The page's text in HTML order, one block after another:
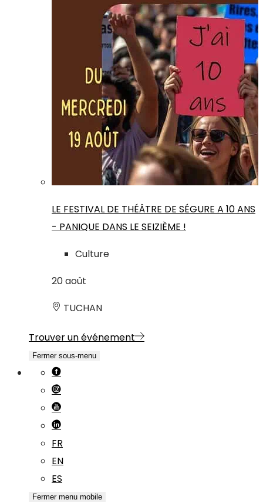
LE FESTIVAL DE THÉÂTRE DE SÉGURE A 10 ANS
- PANIQUE DANS LE SEIZIÈME !
Culture
20août
TUCHAN
Trouver un événement
Fermer sous-menu
FR
EN
ES
Fermer menu mobile